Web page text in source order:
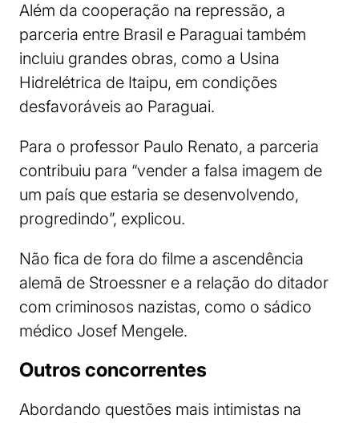
Além da cooperação na repressão, a
parceria entre Brasil e Paraguai também
incluiu grandes obras, como a Usina
Hidrelétrica de Itaipu, em condições
desfavoráveis ao Paraguai.
Para o professor Paulo Renato, a parceria
contribuiu para “vender a falsa imagem de
um país que estaria se desenvolvendo,
progredindo”, explicou.
Não fica de fora do filme a ascendência
alemã de Stroessner e a relação do ditador
com criminosos nazistas, como o sádico
médico Josef Mengele.
Outros concorrentes
Abordando questões mais intimistas na